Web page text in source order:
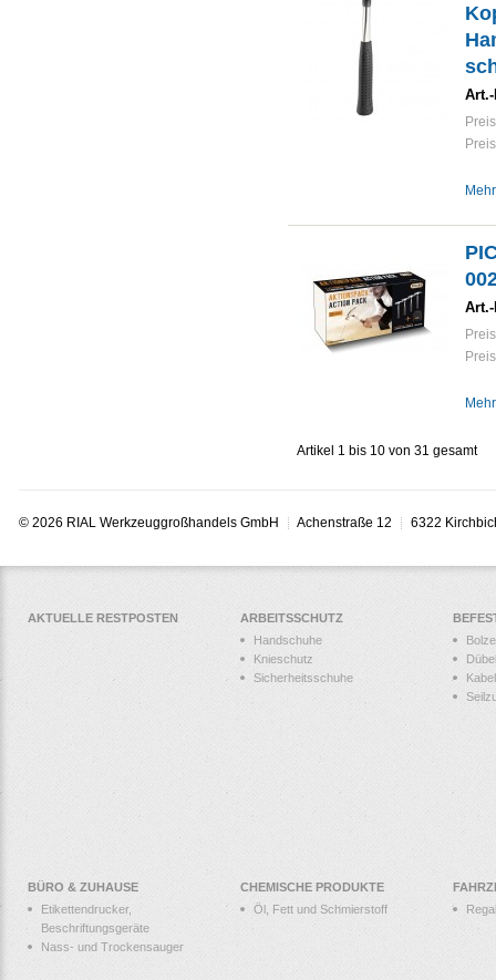
Art.-
Art.-
Artikel 1 bis 10 von 31 gesamt
© 2026 RIAL Werkzeuggroßhandels GmbH Achenstraße 12 6322
AKTUELLE RESTPOSTEN
ARBEITSSCHUTZ
Handschuhe
Knieschutz
Sicherheitsschuhe
Dübel
BÜRO & ZUHAUSE
Etikettendrucker,
Beschriftungsgeräte
Nass- und Trockensauger
CHEMISCHE PRODUKTE
Öl, Fett und Schmierstoff